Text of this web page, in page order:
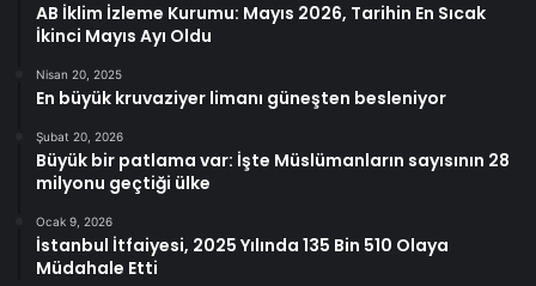
AB İklim İzleme Kurumu: Mayıs 2026, Tarihin En Sıcak
İkinci Mayıs Ayı Oldu
Nisan 20, 2025
En büyük kruvaziyer limanı güneşten besleniyor
Şubat 20, 2026
Büyük bir patlama var: İşte Müslümanların sayısının 28
milyonu geçtiği ülke
Ocak 9, 2026
İstanbul İtfaiyesi, 2025 Yılında 135 Bin 510 Olaya
Müdahale Etti